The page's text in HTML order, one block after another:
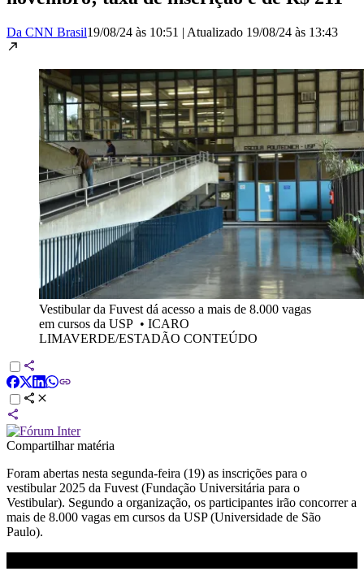
Da CNN Brasil19/08/24 às 10:51 | Atualizado 19/08/24 às 13:43
Vestibular da Fuvest dá acesso a mais de 8.000 vagas
em cursos da USP • ICARO
LIMAVERDE/ESTADÃO CONTEÚDO
Compartilhar matéria
Foram abertas nesta segunda-feira (19) as inscrições para o
vestibular 2025 da Fuvest (Fundação Universitária para o
Vestibular). Segundo a organização, os participantes irão concorrer a
mais de 8.000 vagas em cursos da USP (Universidade de São
Paulo).